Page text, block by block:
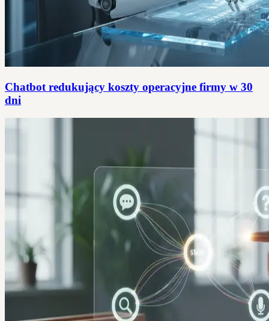
Chatbot redukujący koszty operacyjne firmy w 30
dni